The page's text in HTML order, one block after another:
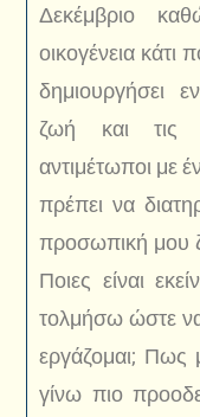
Δεκέμβριο
οικογένεια κάτι
δημιουργήσει
ζωή και τις
αντιμέτωποι με
πρέπει να
προσωπική μου
Ποιες είναι
τολμήσω ώστε
εργάζομαι; Πως
γίνω πιο